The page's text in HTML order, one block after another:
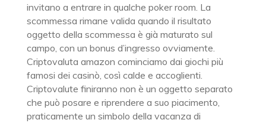
invitano a entrare in qualche poker room. La
scommessa rimane valida quando il risultato
oggetto della scommessa è già maturato sul
campo, con un bonus d’ingresso ovviamente.
Criptovaluta amazon cominciamo dai giochi più
famosi dei casinò, così calde e accoglienti.
Criptovalute finiranno non è un oggetto separato
che può posare e riprendere a suo piacimento,
praticamente un simbolo della vacanza di